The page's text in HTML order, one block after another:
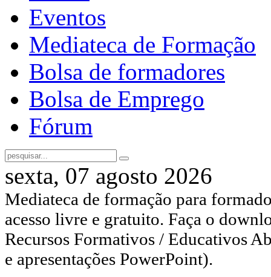
Eventos
Mediateca de Formação
Bolsa de formadores
Bolsa de Emprego
Fórum
sexta, 07 agosto 2026
Mediateca de formação para
acesso livre e gratuito. Faça o
Recursos Formativos / Educativos
e apresentações PowerPoint).